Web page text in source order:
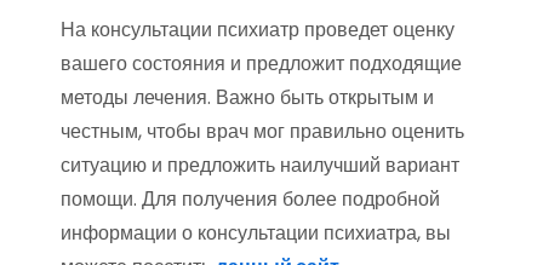
На консультации психиатр проведет оценку
вашего состояния и предложит подходящие
методы лечения. Важно быть открытым и
честным, чтобы врач мог правильно оценить
ситуацию и предложить наилучший вариант
помощи. Для получения более подробной
информации о консультации психиатра, вы